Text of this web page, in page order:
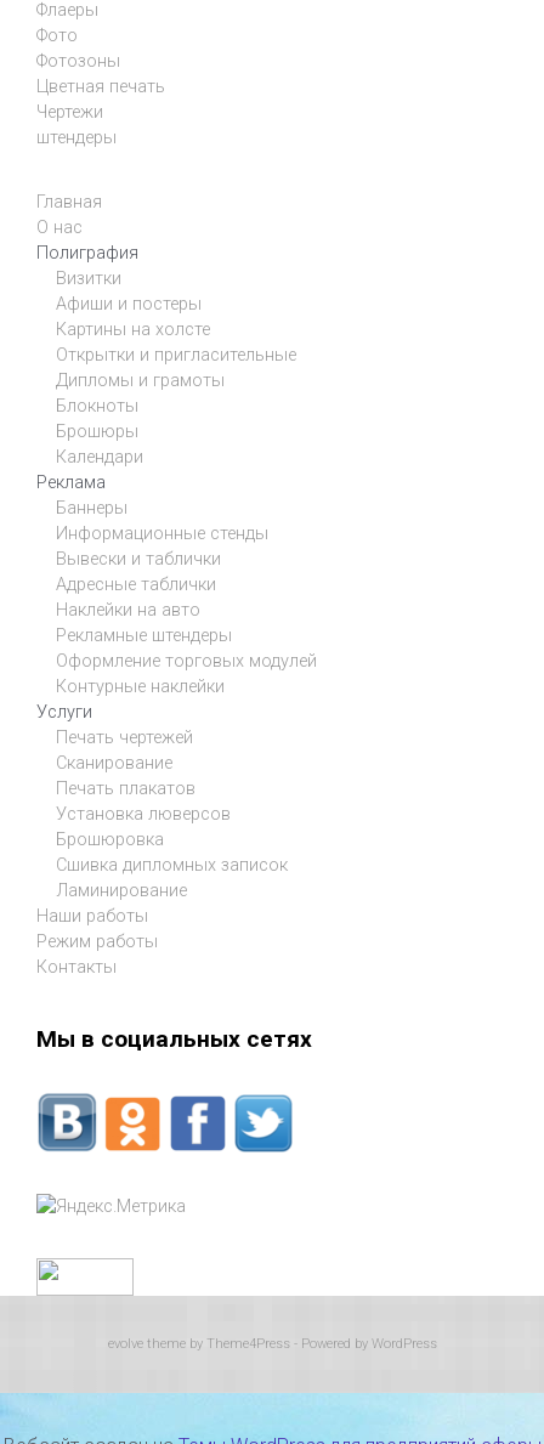
Флаеры
Фото
Фотозоны
Цветная печать
Чертежи
штендеры
Главная
О нас
Полиграфия
Визитки
Афиши и постеры
Картины на холсте
Открытки и пригласительные
Дипломы и грамоты
Блокноты
Брошюры
Календари
Реклама
Баннеры
Информационные стенды
Вывески и таблички
Адресные таблички
Наклейки на авто
Рекламные штендеры
Оформление торговых модулей
Контурные наклейки
Услуги
Печать чертежей
Сканирование
Печать плакатов
Установка люверсов
Брошюровка
Сшивка дипломных записок
Ламинирование
Наши работы
Режим работы
Контакты
Мы в социальных сетях
evolvetheme by Theme4Press - Powered by WordPress